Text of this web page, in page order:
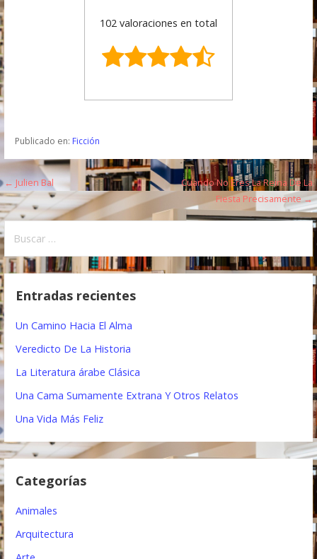
102 valoraciones en total
Publicado en: Ficción
N
a
v
e
a
ó
n
d
n
← Julien Bal
Cuando No Eres La Reina De La
Fiesta Precisamente →
s
Entradas recientes
Un Camino Hacia El Alma
Veredicto De La Historia
La Literatura árabe Clásica
Una Cama Sumamente Extrana Y Otros Relatos
Una Vida Más Feliz
Categorías
Animales
Arquitectura